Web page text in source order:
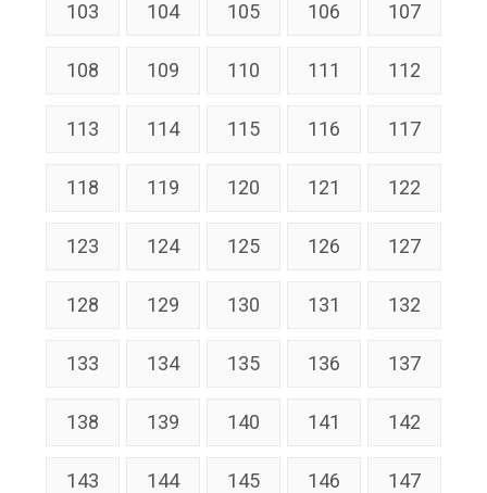
103 104 105 106 107
108 109 110 111 112
113 114 115 116 117
118 119 120 121 122
123 124 125 126 127
128 129 130 131 132
133 134 135 136 137
138 139 140 141 142
143 144 145 146 147